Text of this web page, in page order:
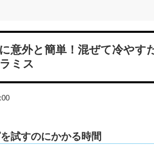
意外と簡単！混ぜて冷や
ミス
試すのにかかる時間